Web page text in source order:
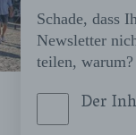
Schade, dass
Newsletter
teilen, warum?
Der